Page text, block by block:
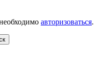
авторизоваться.